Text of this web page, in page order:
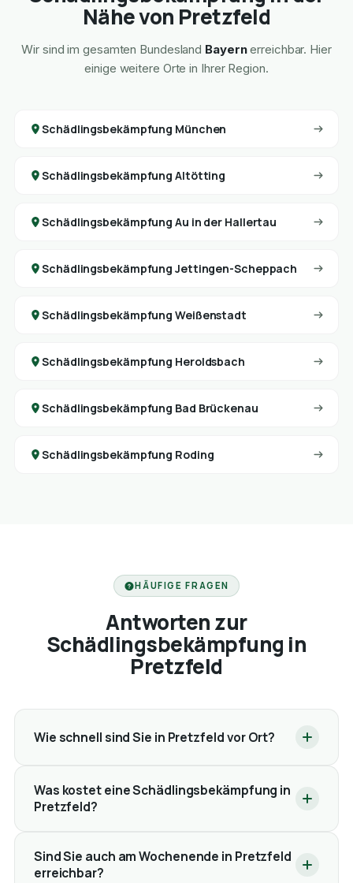
Nähe von Pretzfeld
Wir sind im gesamten Bundesland Bayernerreichbar. Hier
einige weitere Orte in Ihrer Region.
Schädlingsbekämpfung München
Schädlingsbekämpfung Altötting
Schädlingsbekämpfung Au in der Hallertau
Schädlingsbekämpfung Jettingen-Scheppach
Schädlingsbekämpfung Weißenstadt
Schädlingsbekämpfung Heroldsbach
Schädlingsbekämpfung Bad Brückenau
Schädlingsbekämpfung Roding
HÄUFIGE FRAGEN
Antworten zur
Schädlingsbekämpfung in
Pretzfeld
Wie schnell sind Sie in Pretzfeld vor Ort?
Was kostet eine Schädlingsbekämpfung in
Pretzfeld?
Sind Sie auch am Wochenende in Pretzfeld
erreichbar?